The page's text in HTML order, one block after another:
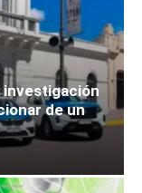
investigación
de un